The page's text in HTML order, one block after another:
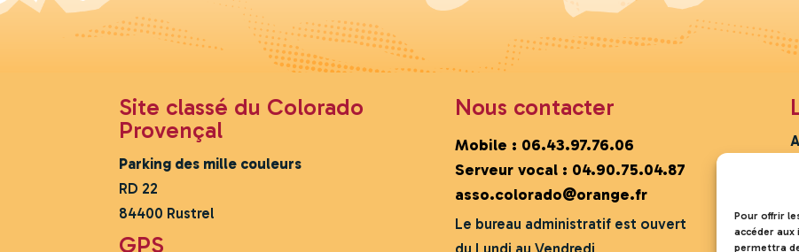
Pour offrir
accéder aux
permettra
Site classé du Colorado
Provençal
Parking des mille couleurs
RD 22
84400 Rustrel
GPS
Nous contacter
Mobile : 06.43.97.76.06
Serveur vocal : 04.90.75.04.87
asso.colorado@orange.fr
Le bureau administratif est ouvert